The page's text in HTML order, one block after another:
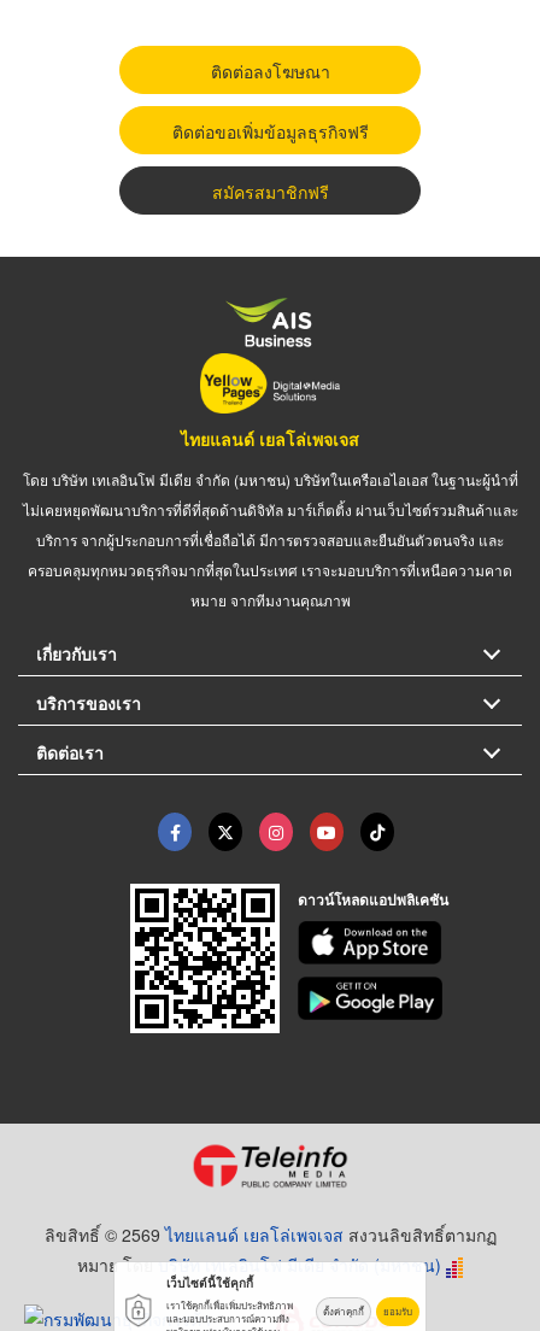
ติดต่อลงโฆษณา
ติดต่อขอเพิ่มข้อมูลธุรกิจฟรี
สมัครสมาชิกฟรี
ไทยแลนด์ เยลโล่เพจเจส
โดย บริษัท เทเลอินโฟ มีเดีย จำกัด (มหาชน) บริษัทในเครือเอไอเอส ในฐานะผู้นำที่
ไม่เคยหยุดพัฒนาบริการที่ดีที่สุดด้านดิจิทัล มาร์เก็ตติ้ง ผ่านเว็บไซต์รวมสินค้าและ
บริการ จากผู้ประกอบการที่เชื่อถือได้ มีการตรวจสอบและยืนยันตัวตนจริง และ
ครอบคลุมทุกหมวดธุรกิจมากที่สุดในประเทศ เราจะมอบบริการที่เหนือความคาด
หมาย จากทีมงานคุณภาพ
เกี่ยวกับเรา
บริการของเรา
ติดต่อเรา
ดาวน์โหลดแอปพลิเคชัน
ลิขสิทธิ์ © 2569ไทยแลนด์ เยลโล่เพจเจส สงวนลิขสิทธิ์ตามกฏ
หมาย โดยบริษัท เทเลอินโฟ มีเดีย จำกัด (มหาชน)
เว็บไซต์นี้ใช้คุกกี้
เราใช้คุกกี้เพื่อเพิ่มประสิทธิภาพ
และมอบประสบการณ์ความพึง
ตั้งค่าคุกกี้ ยอมรับ